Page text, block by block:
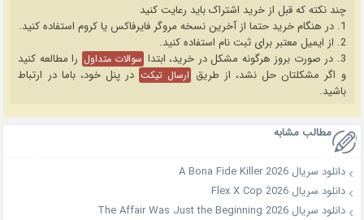
چند نکته که قبل از خرید اشتراک باید رعایت کنید
1. در هنگام خرید حتما از آخرین نسخه مروگر فایرفاکس یا کروم استفاده کنید.
2. از ایمیل معتبر برای ثبت نام استفاده کنید.
3. در صورت بروز هرگونه مشکل در خرید، ابتدا
سوالات متداول را مطالعه کنید
و اگر مشکلتان حل نشد، از طریق ارسال تیکت در پنل خود، باما در ارتباط
باشید.
مطالب مشابه
دانلود سریال A Bona Fide Killer 2026
دانلود سریال Flex X Cop 2026
دانلود سریال The Affair Was Just the Beginning 2026